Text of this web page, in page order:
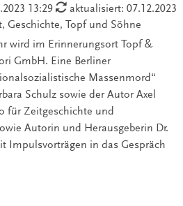
13:29
aktualisiert: 07.12.2023
Geschichte, Topf und Söhne
wird im Erinnerungsort Topf &
GmbH. Eine Berliner
Massenmord“
Schulz sowie der Autor Axel
für Zeitgeschichte und
Autorin und Herausgeberin Dr.
Impulsvorträgen in das Gespräch